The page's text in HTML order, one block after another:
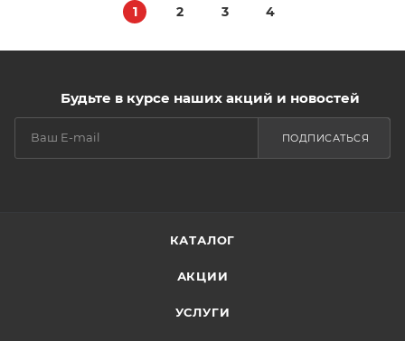
1 2 3 4
Будьте в курсе наших акций и новостей
ПОДПИСАТЬСЯ
КАТАЛОГ
АКЦИИ
УСЛУГИ